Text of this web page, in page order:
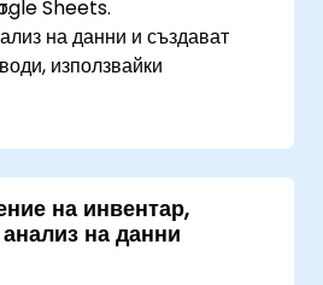
Sheets.
на данни и създават
използвайки
реално време, използвайки
за безпроблемна екипна
за многократна
проследяване и
на инвентар,
на данни